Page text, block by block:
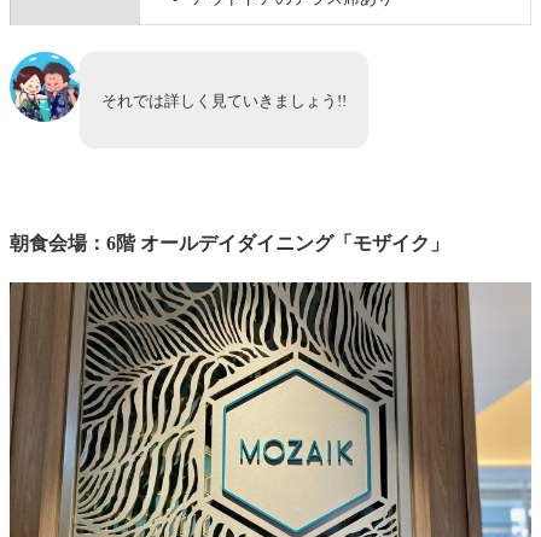
朝食ビュッフェが無料で利用できる方法
【関連記事】国内ヒルトン系列ホテル 完全攻略ガ
ホテル予約+口コミ
それでは詳しく見ていきましょう!!
朝食会場：6階 オールデイダイニング「モザイク」